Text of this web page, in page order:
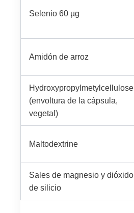
Selenio 60 µg
Amidón de arroz
Hydroxypropylmetylcellulose
(envoltura de la cápsula,
vegetal)
Maltodextrine
Sales de magnesio y dióxido
de silicio